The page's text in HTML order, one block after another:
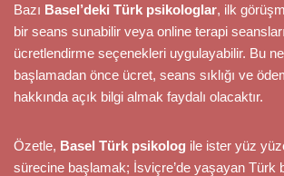
Bazı Basel’deki Türk psikologlar, ilk
bir seans sunabilir veya online terapi
ücretlendirme seçenekleri uygulayabilir. Bu
başlamadan önce ücret, seans sıklığı ve
hakkında açık bilgi almak faydalı olacaktır.
Özetle, Basel Türk psikolog ile ister yüz
sürecine başlamak; İsviçre’de yaşayan Türk